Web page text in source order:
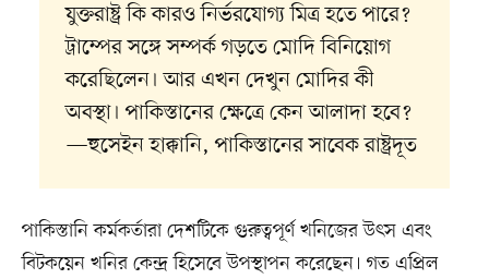
যুক্তরাষ্ট্র কি কারও নির্ভরযোগ্য মিত্র হতে পারে?
ট্রাম্পের সঙ্গে সম্পর্ক গড়তে মোদি বিনিয়োগ
করেছিলেন। আর এখন দেখুন মোদির কী
অবস্থা। পাকিস্তানের ক্ষেত্রে কেন আলাদা হবে?
—হুসেইন হাক্কানি, পাকিস্তানের সাবেক রাষ্ট্রদূত
পাকিস্তানি কর্মকর্তারা দেশটিকে গুরুত্বপূর্ণ খনিজের উৎস এবং
বিটকয়েন খনির কেন্দ্র হিসেবে উপস্থাপন করেছেন। গত এপ্রিল